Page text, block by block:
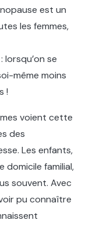
est un
les femmes,
se
même moins
!
voient cette
des
Les enfants,
domicile familial,
souvent. Avec
pu connaître